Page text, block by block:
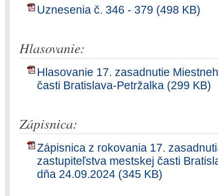
Uznesenia č. 346 - 379 (498 KB)
Hlasovanie:
Hlasovanie 17. zasadnutie
časti Bratislava-Petržalka (299 KB)
Zápisnica:
Zápisnica z rokovania 17.
zastupiteľstva mestskej časti
dňa 24.09.2024 (345 KB)